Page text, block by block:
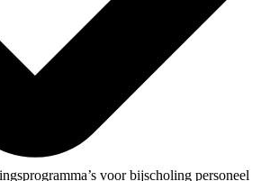
voor bijscholing personeel